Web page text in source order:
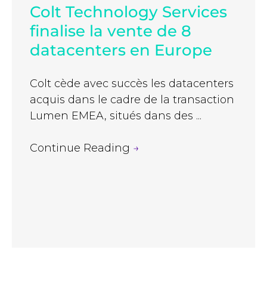
Colt Technology Services
finalise la vente de 8
datacenters en Europe
Colt cède avec succès les datacenters
acquis dans le cadre de la transaction
Lumen EMEA, situés dans des ...
Continue Reading →